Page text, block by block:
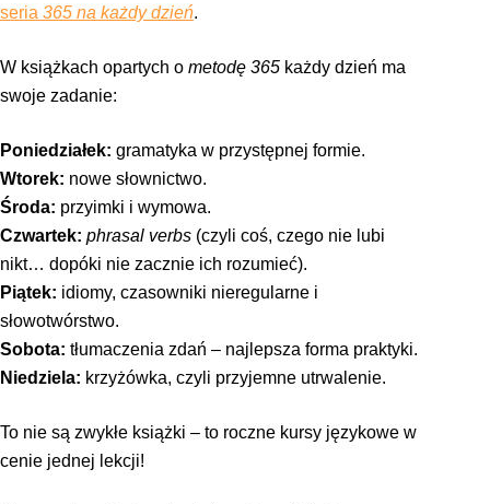
seria 365 na każdy dzień.
W książkach opartych o metodę 365 każdy dzień ma
swoje zadanie:
Poniedziałek: gramatyka w przystępnej formie.
Wtorek: nowe słownictwo.
Środa: przyimki i wymowa.
Czwartek: phrasal verbs (czyli coś, czego nie lubi
nikt… dopóki nie zacznie ich rozumieć).
Piątek: idiomy, czasowniki nieregularne i
słowotwórstwo.
Sobota: tłumaczenia zdań – najlepsza forma praktyki.
Niedziela: krzyżówka, czyli przyjemne utrwalenie.
To nie są zwykłe książki – to roczne kursy językowe w
cenie jednej lekcji!